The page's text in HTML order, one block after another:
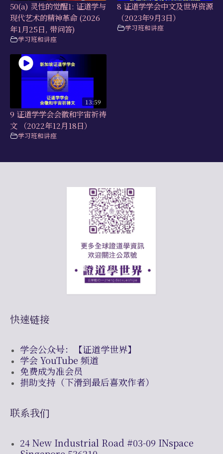
50(a) 灵性的觉醒1: 证道学与
现代艺术的精神革命 (2026
年1月25日, 带问答)
学习班和讲座
8 证道学学会中文及世界资源
（2023年9月3日）
学习班和讲座
13:59
9 证道学学会会徽和宇宙祈祷
文 （2022年12月18日）
学习班和讲座
快速链接
学会公众号：【证道学世界】
学会 YouTube 频道
免费成为准会员
捐助支持（下滑到最后喜欢作者）
联系我们
24 New Industrial Road #03-09 INspace